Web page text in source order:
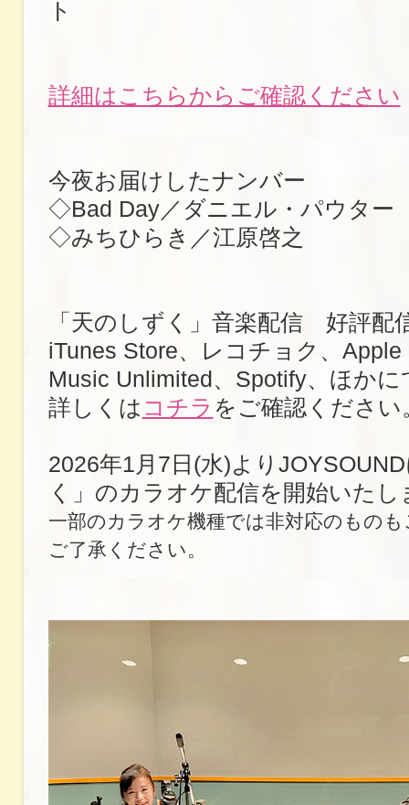
ト
詳細はこちらからご確認ください
今夜お届けしたナンバー
◇Bad Day／ダニエル・パウター
◇みちひらき／江原啓之
「天のしずく」音楽配信 好評配
iTunes Store、レコチョク、
Music Unlimited、Spotify、ほかに
詳しくは コチラ をご確認ください
2026年1月7日(水)より
く」のカラオケ配信を開始いたし
一部のカラオケ機種では非対応のもの
ご了承ください。